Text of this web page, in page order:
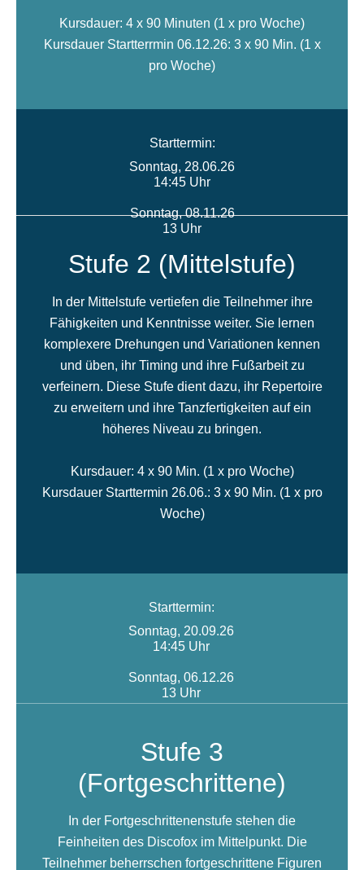
Kursdauer: 4 x 90 Minuten (1 x pro Woche)
Kursdauer Startterrmin 06.12.26: 3 x 90 Min. (1 x
pro Woche)
Stufe 2 (Mittelstufe)
In der Mittelstufe vertiefen die Teilnehmer ihre
Fähigkeiten und Kenntnisse weiter. Sie lernen
komplexere Drehungen und Variationen kennen
und üben, ihr Timing und ihre Fußarbeit zu
verfeinern. Diese Stufe dient dazu, ihr Repertoire
zu erweitern und ihre Tanzfertigkeiten auf ein
höheres Niveau zu bringen.
Kursdauer: 4 x 90 Min. (1 x pro Woche)
Kursdauer Starttermin 26.06.: 3 x 90 Min. (1 x pro
Woche)
Starttermin:
Sonntag, 28.06.26
14:45 Uhr
Sonntag, 08.11.26
13 Uhr
Stufe 3
(Fortgeschrittene)
In der Fortgeschrittenenstufe stehen die
Feinheiten des Discofox im Mittelpunkt. Die
Teilnehmer beherrschen fortgeschrittene Figuren
Starttermin:
Sonntag, 20.09.26
14:45 Uhr
Sonntag, 06.12.26
13 Uhr